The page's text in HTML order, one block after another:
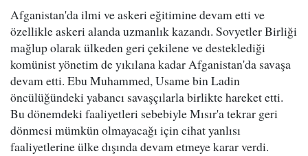
Afganistan'da ilmi ve askeri eğitimine devam etti ve
özellikle askeri alanda uzmanlık kazandı. Sovyetler Birliği
mağlup olarak ülkeden geri çekilene ve desteklediği
komünist yönetim de yıkılana kadar Afganistan'da savaşa
devam etti. Ebu Muhammed, Usame bin Ladin
öncülüğündeki yabancı savaşçılarla birlikte hareket etti.
Bu dönemdeki faaliyetleri sebebiyle Mısır'a tekrar geri
dönmesi mümkün olmayacağı için cihat yanlısı
faaliyetlerine ülke dışında devam etmeye karar verdi.